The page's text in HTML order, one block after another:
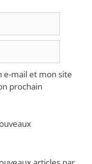
e-mail et mon site
prochain